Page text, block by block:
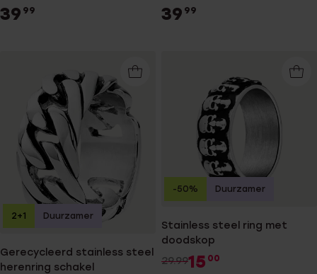
39 99
kabels
39 99
Gerecycleerd stainless steel
herenring schakel
2+1 Duurzamer
Stainless steel ring met
doodskop
29.9915 00
-50% Duurzamer